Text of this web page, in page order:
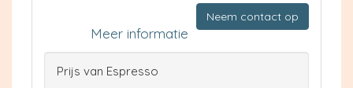
Neem contact op
Meer informatie
Prijs van Espresso